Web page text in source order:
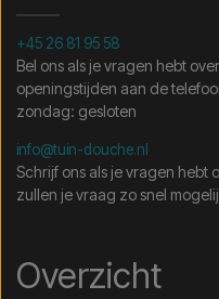
+45 26 81 95 58
Bel ons als je vragen hebt
openingstijden aan de
zondag: gesloten
info@tuin-douche.nl
Schrijf ons als je vragen hebt
zullen je vraag zo snel
Overzicht